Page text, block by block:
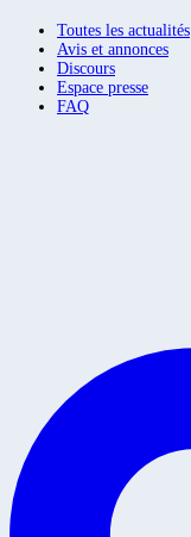
Toutes les actualités
Avis et annonces
Discours
Espace presse
FAQ